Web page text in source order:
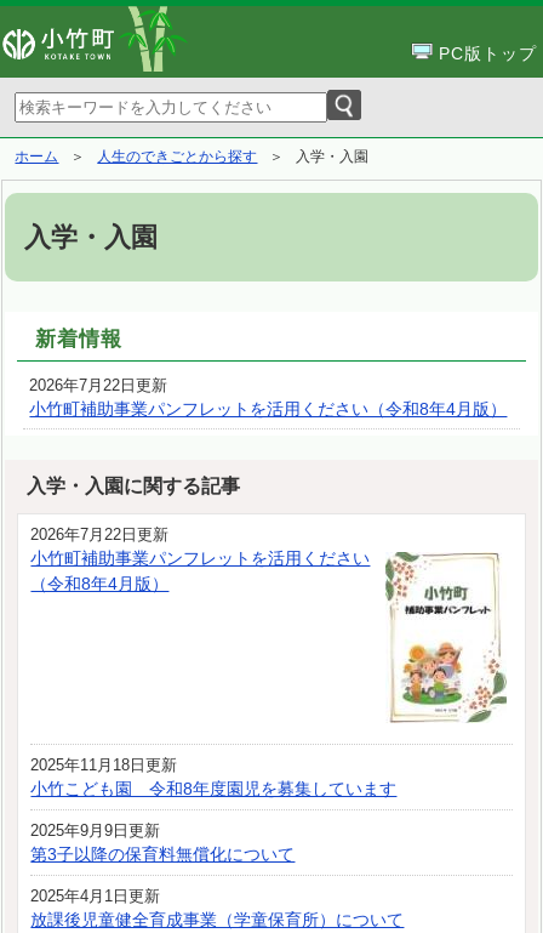
PC版トップ
ホーム 人生のできごとから探す 入学・入園
入学・入園
新着情報
2026年7月22日更新
小竹町補助事業パンフレットを活用ください（令和8年4月版）
入学・入園に関する記事
2026年7月22日更新
小竹町補助事業パンフレットを活用ください
（令和8年4月版）
2025年11月18日更新
小竹こども園 令和8年度園児を募集しています
2025年9月9日更新
第3子以降の保育料無償化について
2025年4月1日更新
放課後児童健全育成事業（学童保育所）について